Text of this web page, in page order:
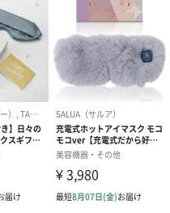
クスをテーマに、持ち運び
に開発。スタンダードなお
テ仕様のEMS〜RF機能ま
美のプロへのお手伝いを
。